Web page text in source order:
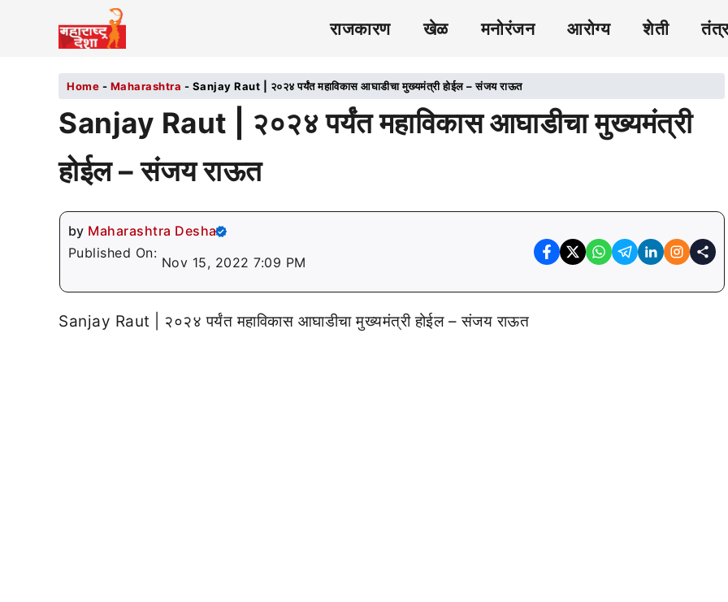
राजकारण खेळ मनोरंजन आरोग्य शेती
Home - Maharashtra - Sanjay Raut | २०२४ पर्यंत महाविकास आघाडीचा मुख्यमंत्री होईल – संजय राऊत
Sanjay Raut | २०२४ पर्यंत महाविकास आघाडीचा मुख्यमंत्री
होईल – संजय राऊत
by Maharashtra Desha
Published On:
Nov 15, 2022 7:09 PM
Sanjay Raut | २०२४ पर्यंत महाविकास आघाडीचा मुख्यमंत्री होईल – संजय राऊत